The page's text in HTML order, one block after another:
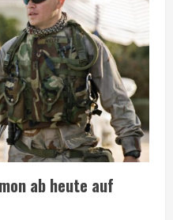
ab heute auf